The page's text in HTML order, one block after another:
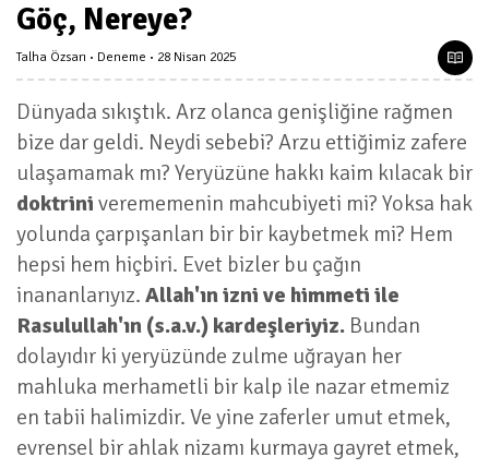
Göç, Nereye?
Talha Özsarı Deneme 28 Nisan 2025
Dünyada sıkıştık. Arz olanca genişliğine rağmen
bize dar geldi. Neydi sebebi? Arzu ettiğimiz zafere
ulaşamamak mı? Yeryüzüne hakkı kaim kılacak bir
doktrini verememenin mahcubiyeti mi? Yoksa hak
yolunda çarpışanları bir bir kaybetmek mi? Hem
hepsi hem hiçbiri. Evet bizler bu çağın
inananlarıyız. Allah'ın izni ve himmeti ile
Rasulullah'ın (s.a.v.) kardeşleriyiz. Bundan
dolayıdır ki yeryüzünde zulme uğrayan her
mahluka merhametli bir kalp ile nazar etmemiz
en tabii halimizdir. Ve yine zaferler umut etmek,
evrensel bir ahlak nizamı kurmaya gayret etmek,